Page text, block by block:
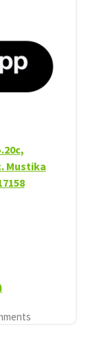
Mustika